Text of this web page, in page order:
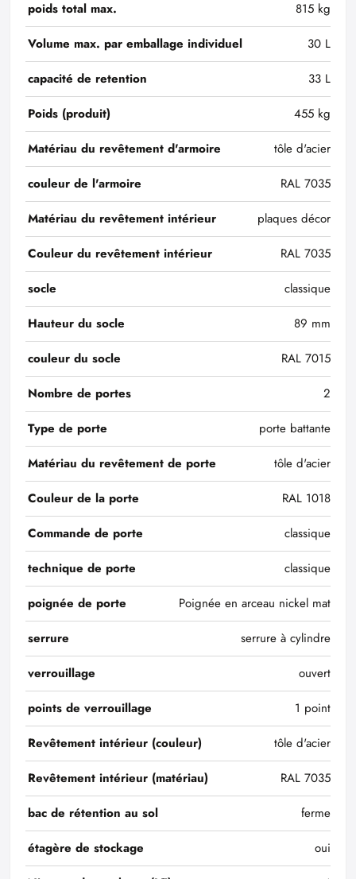
poids total max.
815 kg
Volume max. par emballage individuel
30 L
capacité de retention
33 L
Poids (produit)
455 kg
Matériau du revêtement d'armoire
tôle d'acier
couleur de l'armoire
RAL 7035
Matériau du revêtement intérieur
plaques décor
Couleur du revêtement intérieur
RAL 7035
socle
classique
Hauteur du socle
89 mm
couleur du socle
RAL 7015
Nombre de portes
2
Type de porte
porte battante
Matériau du revêtement de porte
tôle d'acier
Couleur de la porte
RAL 1018
Commande de porte
classique
technique de porte
classique
poignée de porte
Poignée en arceau nickel mat
serrure
serrure à cylindre
verrouillage
ouvert
points de verrouillage
1 point
Revêtement intérieur (couleur)
tôle d'acier
Revêtement intérieur (matériau)
RAL 7035
bac de rétention au sol
ferme
étagère de stockage
oui